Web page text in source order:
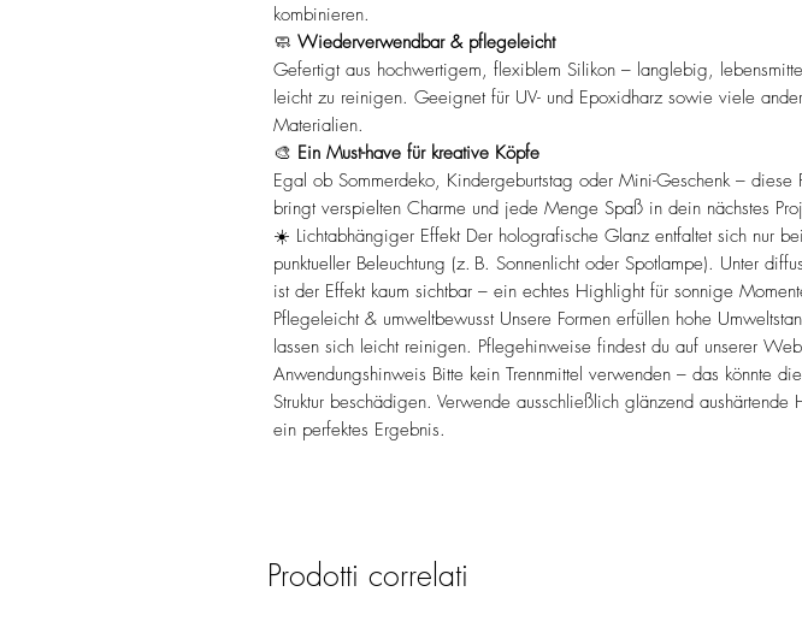
kombinieren.
🧼 Wiederverwendbar & pflegeleicht
Gefertigt aus hochwertigem, flexiblem Silikon – langlebig,
leicht zu reinigen. Geeignet für UV- und Epoxidharz sowie viele
Materialien.
🎨 Ein Must-have für kreative Köpfe
Egal ob Sommerdeko, Kindergeburtstag oder Mini-Geschenk – diese
bringt verspielten Charme und jede Menge Spaß in dein nächstes
☀️ Lichtabhängiger Effekt Der holografische Glanz entfaltet sich nur bei
punktueller Beleuchtung (z. B. Sonnenlicht oder Spotlampe). Unter
ist der Effekt kaum sichtbar – ein echtes Highlight für sonnige
Pflegeleicht & umweltbewusst Unsere Formen erfüllen hohe
lassen sich leicht reinigen. Pflegehinweise findest du auf unserer
Anwendungshinweis Bitte kein Trennmittel verwenden – das könnte
Struktur beschädigen. Verwende ausschließlich glänzend aushärtende
ein perfektes Ergebnis.
Prodotti correlati